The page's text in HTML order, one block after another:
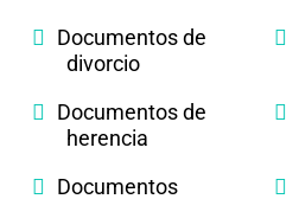
Documentos de
divorcio
Documentos de
herencia
Documentos